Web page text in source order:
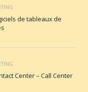
de tableaux de
Center – Call Center